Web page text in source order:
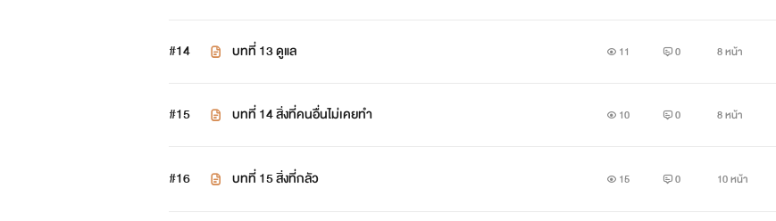
#14 บทที่ 13 ดูแล 11 0 8 หน้า
#15 บทที่ 14 สิ่งที่คนอื่นไม่เคยทำ 10 0 8 หน้า
#16 บทที่ 15 สิ่งที่กลัว 15 0 10 หน้า